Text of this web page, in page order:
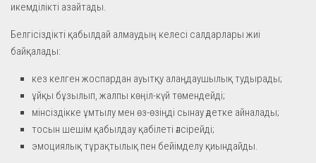
икемділікті азайтады.
Белгісіздікті қабылдай алмаудың келесі салдарлары жиі
байқалады:
кез келген жоспардан ауытқу алаңдаушылық тудырады;
ұйқы бұзылып, жалпы көңіл-күй төмендейді;
мінсіздікке ұмтылу мен өз-өзіңді сынау әдетке айналады;
тосын шешім қабылдау қабілеті әлсірейді;
эмоциялық тұрақтылық пен бейімделу қиындайды.